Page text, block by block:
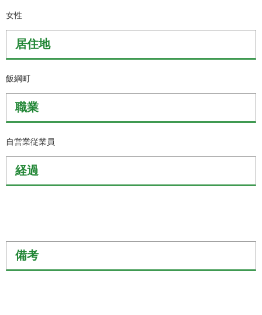
女性
居住地
飯綱町
職業
自営業従業員
経過
備考